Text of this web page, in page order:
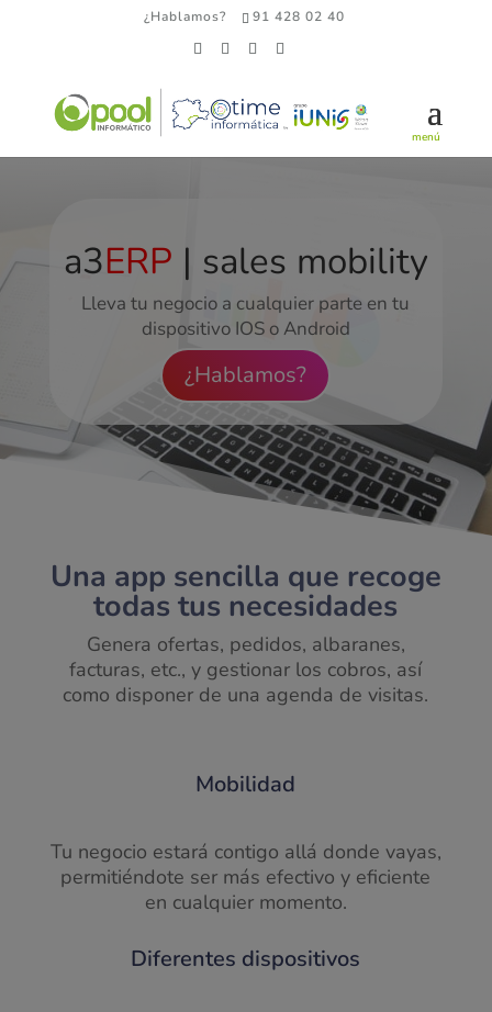
¿Hablamos? 91 428 02 40
a3ERP | sales mobility
Lleva tu negocio a cualquier parte en tu
dispositivo IOS o Android
¿Hablamos?
Una app sencilla que recoge
todas tus necesidades
Genera ofertas, pedidos, albaranes,
facturas, etc., y gestionar los cobros, así
como disponer de una agenda de visitas.
Mobilidad
Tu negocio estará contigo allá donde vayas,
permitiéndote ser más efectivo y eficiente
en cualquier momento.
Diferentes dispositivos